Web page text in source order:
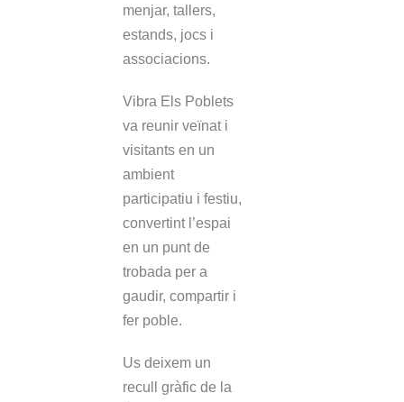
menjar, tallers,
estands, jocs i
associacions.
Vibra Els Poblets
va reunir veïnat i
visitants en un
ambient
participatiu i festiu,
convertint l’espai
en un punt de
trobada per a
gaudir, compartir i
fer poble.
Us deixem un
recull gràfic de la